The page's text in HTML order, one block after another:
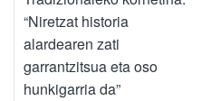
“Niretzat historia
alardearen zati
garrantzitsua eta oso
hunkigarria da”